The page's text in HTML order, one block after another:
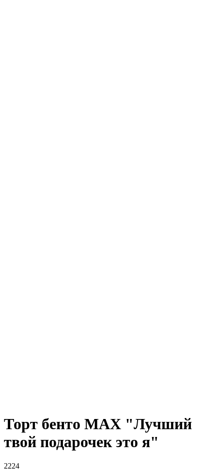
Торт бенто МАХ "Лучший
твой подарочек это я"
2224